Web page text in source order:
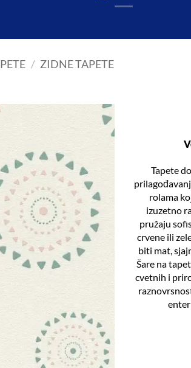
/ ZIDNE TAPETE
Tapete
rolama
izuzetno
pružaju
crvene ili
biti mat,
Šare na
cvetnih i